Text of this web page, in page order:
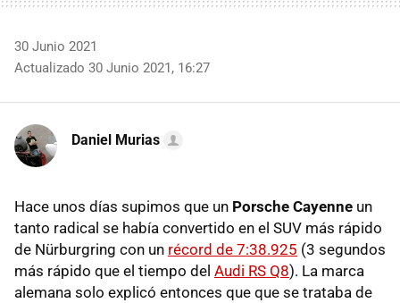
30 Junio 2021
Actualizado 30 Junio 2021, 16:27
Daniel Murias
Hace unos días supimos que un Porsche Cayenne un
tanto radical se había convertido en el SUV más rápido
de Nürburgring con un récord de 7:38.925 (3 segundos
más rápido que el tiempo del Audi RS Q8). La marca
alemana solo explicó entonces que que se trataba de